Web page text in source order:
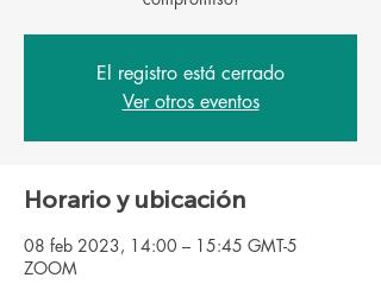
El registro está cerrado
Ver otros eventos
Horario y ubicación
08 feb 2023, 14:00 – 15:45 GMT-5
ZOOM